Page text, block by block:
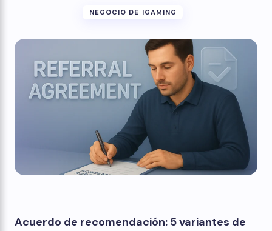
NEGOCIO DE IGAMING
Acuerdo de recomendación: 5 variantes de